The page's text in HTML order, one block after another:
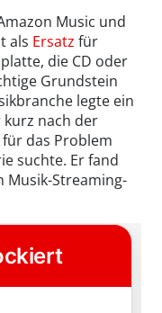
Music und
als Ersatz für
die CD oder
Grundstein
legte ein
kurz nach der
für das Problem
suchte. Er fand
Musik-Streaming-